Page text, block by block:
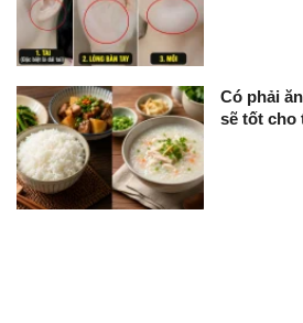
Có phải
sẽ tốt cho